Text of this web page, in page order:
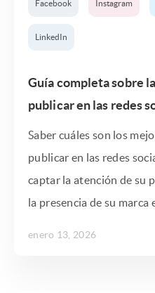
Facebook Instagram
LinkedIn
Guía completa sobre
publicar en las redes
Saber cuáles son los
publicar en las redes
captar la atención de su
la presencia de su marca
enero 13, 2026